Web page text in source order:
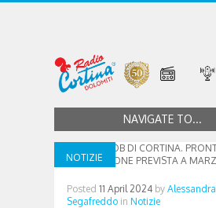
NAVIGATE TO...
NOTIZIE
Posted 11 April 2024 by Alessandra
Segafreddo in Notizie